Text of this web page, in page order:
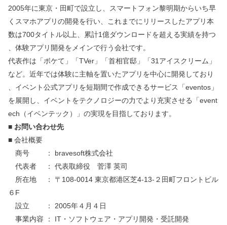
2005年に東京・田町で設立し、スマートフォン黎明期からいち早
くスマホアプリの開発を行い、これまでにリリースしたアプリ本
数は700タイトル以上、累計1億ダウンロードを超える実績を持つ
、体験アプリ開発をメインで行う会社です。
代表作は「ボケて」「TVer」「首相官邸」「31アイスクリーム」
など。近年では体験に主軸を置いたアプリを中心に開発しており
、イベント公式アプリを短期間で作成できるサービス「eventos」
を展開し、イベントをテクノロジーの力でより充実させる「event
ech（イベンテック）」の実現を目指しております。
■ お問い合わせ先
■ 会社概要
商号 ： bravesoft株式会社
代表者 ： 代表取締役 菅澤 英司
所在地 ： 〒108-0014 東京都港区芝4-13-２田町フロントビル
６F
設立 ： 2005年４月４日
事業内容 ： IT・ソフトウェア・アプリ開発・受託開発